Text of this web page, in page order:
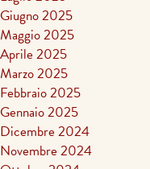
Giugno 2025
Maggio 2025
Aprile 2025
Marzo 2025
Febbraio 2025
Gennaio 2025
Dicembre 2024
Novembre 2024